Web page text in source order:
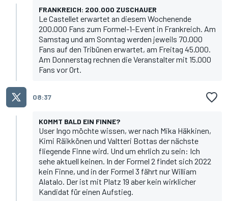
FRANKREICH: 200.000 ZUSCHAUER
Le Castellet erwartet an diesem Wochenende
200.000 Fans zum Formel-1-Event in Frankreich. Am
Samstag und am Sonntag werden jeweils 70.000
Fans auf den Tribünen erwartet, am Freitag 45.000.
Am Donnerstag rechnen die Veranstalter mit 15.000
Fans vor Ort.
08:37
KOMMT BALD EIN FINNE?
User Ingo möchte wissen, wer nach Mika Häkkinen,
Kimi Räikkönen und Valtteri Bottas der nächste
fliegende Finne wird. Und um ehrlich zu sein: Ich
sehe aktuell keinen. In der Formel 2 findet sich 2022
kein Finne, und in der Formel 3 fährt nur William
Alatalo. Der ist mit Platz 19 aber kein wirklicher
Kandidat für einen Aufstieg.